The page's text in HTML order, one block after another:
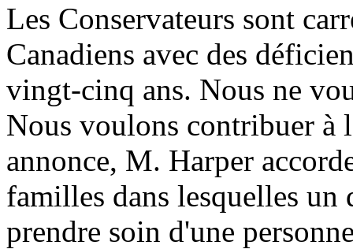
Les Conservateurs sont
Canadiens avec des
vingt-cinq ans. Nous ne
Nous voulons contribuer à
annonce, M. Harper
familles dans lesquelles un
prendre soin d'une